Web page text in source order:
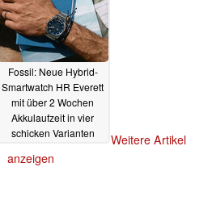
Fossil: Neue Hybrid-
Smartwatch HR Everett
mit über 2 Wochen
Akkulaufzeit in vier
schicken Varianten
Weitere Artikel
anzeigen